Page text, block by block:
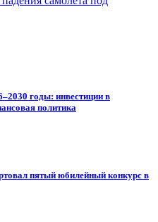
годы: инвестиции в
политика
пятый юбилейный конкурс в